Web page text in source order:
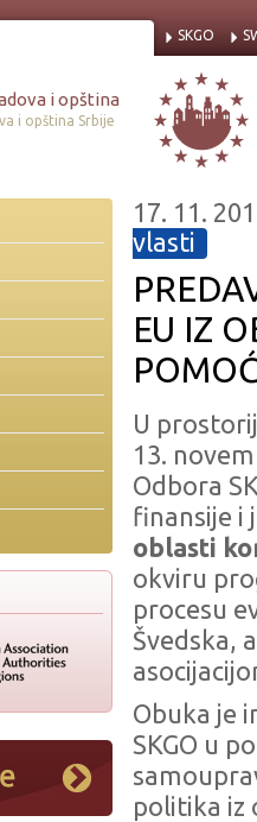
i opština
i opština Srbije
SKGO
17. 11.
vlasti
EU IZ
U
13.
Odbora
finansije i
oblasti
okviru
procesu
Švedska,
Obuka je
SKGO u
politika iz